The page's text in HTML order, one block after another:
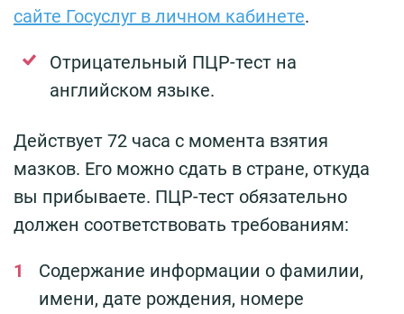
сайте Госуслуг в личном кабинете.
Отрицательный ПЦР-тест на
английском языке.
Действует 72 часа с момента взятия
мазков. Его можно сдать в стране, откуда
вы прибываете. ПЦР-тест обязательно
должен соответствовать требованиям:
Содержание информации о фамилии,
имени, дате рождения, номере